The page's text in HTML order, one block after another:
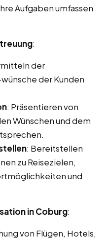
Aufgaben umfassen
:
der
der Kunden
: Präsentieren von
Wünschen und dem
: Bereitstellen
zu Reisezielen,
und
in Coburg:
von Flügen, Hotels,